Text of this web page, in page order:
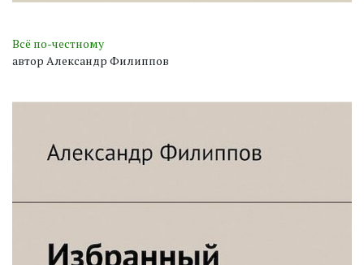
Всё по-честному
автор Александр Филиппов